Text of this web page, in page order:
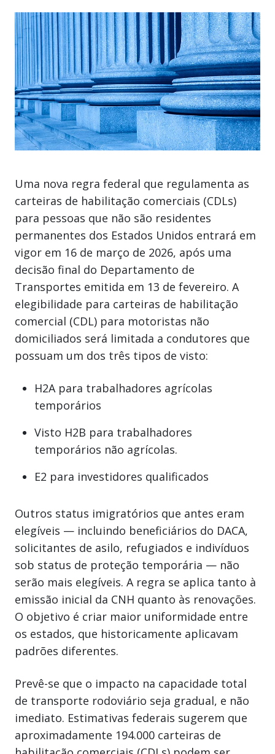
Uma nova regra federal que regulamenta as
carteiras de habilitação comerciais (CDLs)
para pessoas que não são residentes
permanentes dos Estados Unidos entrará em
vigor em 16 de março de 2026, após uma
decisão final do Departamento de
Transportes emitida em 13 de fevereiro. A
elegibilidade para carteiras de habilitação
comercial (CDL) para motoristas não
domiciliados será limitada a condutores que
possuam um dos três tipos de visto:
H2A para trabalhadores agrícolas
temporários
Visto H2B para trabalhadores
temporários não agrícolas.
E2 para investidores qualificados
Outros status imigratórios que antes eram
elegíveis — incluindo beneficiários do DACA,
solicitantes de asilo, refugiados e indivíduos
sob status de proteção temporária — não
serão mais elegíveis. A regra se aplica tanto à
emissão inicial da CNH quanto às renovações.
O objetivo é criar maior uniformidade entre
os estados, que historicamente aplicavam
padrões diferentes.
Prevê-se que o impacto na capacidade total
de transporte rodoviário seja gradual, e não
imediato. Estimativas federais sugerem que
aproximadamente 194.000 carteiras de